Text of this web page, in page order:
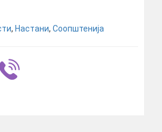
, Настани, Соопштенија